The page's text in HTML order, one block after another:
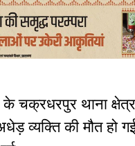
के चक्रधरपुर थाना
व्यक्ति की मौत हो